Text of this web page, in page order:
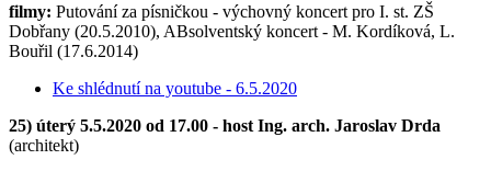
filmy: Putování za písničkou - výchovný koncert pro I. st. ZŠ
Dobřany (20.5.2010), ABsolventský koncert - M. Kordíková, L.
Bouřil (17.6.2014)
Ke shlédnutí na youtube - 6.5.2020
25) úterý 5.5.2020 od 17.00 - host Ing. arch. Jaroslav Drda
(architekt)